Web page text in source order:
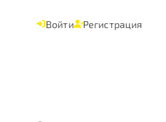
Войти Регистрация